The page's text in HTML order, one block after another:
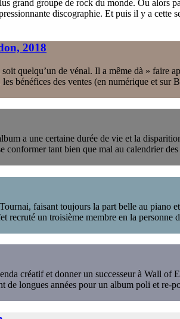
grand groupe de rock du monde. Ou alors
discographie. Et puis il y a cette
2018
quelqu’un de vénal. Il a même dà » faire
bénéfices des ventes (en numérique et
a une certaine durée de vie et la
tant bien que mal au calendrier
faisant toujours la part belle au piano
un troisième membre en la personne
créatif et donner un successeur à Wall
de longues années pour un album poli et